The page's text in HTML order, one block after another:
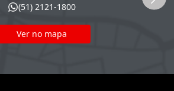
(51) 2121-1800
Ver no mapa